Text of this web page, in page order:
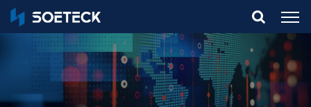
What Are You Looking For?